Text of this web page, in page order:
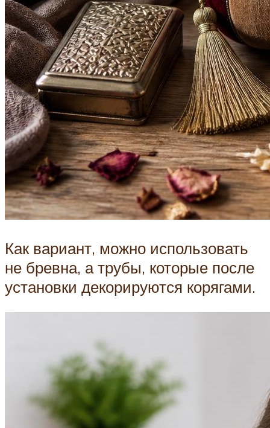
Как вариант, можно использовать
не бревна, а трубы, которые после
установки декорируются корягами.